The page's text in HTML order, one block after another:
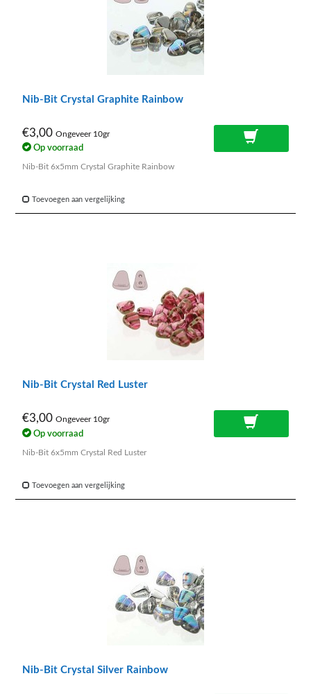
Nib-Bit Crystal Graphite Rainbow
€3,00 Ongeveer 10gr
Op voorraad
Nib-Bit 6x5mm Crystal Graphite Rainbow
Toevoegen aan vergelijking
Nib-Bit Crystal Red Luster
€3,00 Ongeveer 10gr
Op voorraad
Nib-Bit 6x5mm Crystal Red Luster
Toevoegen aan vergelijking
Nib-Bit Crystal Silver Rainbow